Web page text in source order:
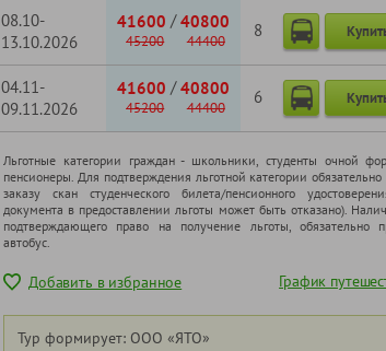
08.10-
13.10.2026
41600 /40800
45200 44400
8
04.11-
09.11.2026
41600 /40800
45200 44400
6
Льготные категории граждан - школьники, cтуденты очной
пенсионеры. Для подтверждения льготной категории
заказу скан студенческого билета/пенсионного
документа в предоставлении льготы может быть отказано).
подтверждающего право на получение льготы, обязательно
автобус.
Добавить в избранное График
Тур формирует: ООО «ЯТО»